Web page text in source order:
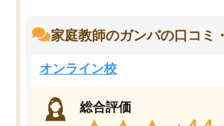
家庭教師のガンバの口コミ
オンライン校
総合評価